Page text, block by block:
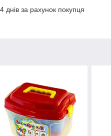
за рахунок покупця